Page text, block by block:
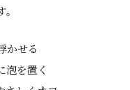
かせる
泡を置く